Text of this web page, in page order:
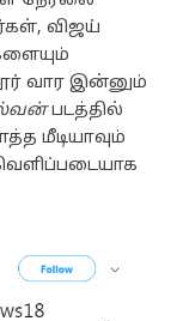
விஜய்
வார இன்னும்
படத்தில்
மீடியாவும்